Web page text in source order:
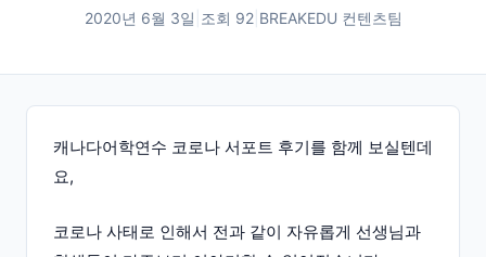
2020년 6월 3일 조회 92| BREAKEDU 컨텐츠팀
캐나다어학연수 코로나 서포트 후기를 함께 보실텐데
요,
코로나 사태로 인해서 전과 같이 자유롭게 선생님과